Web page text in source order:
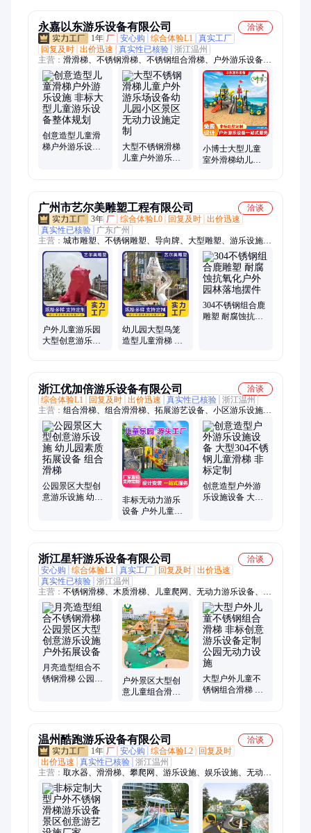
永嘉以东游乐设备有限公司
洽谈
1年 厂 安心购 综合体验L1
真实工厂
回复及时 出价迅速 真实性已核验 浙江温州
主营： 滑滑梯、不锈钢滑梯、不锈钢组合滑梯、户外游乐设备、
滑梯、塑料滑梯、木质滑梯、儿童秋千、户外传声筒、儿童爬
网、摇摇马、打击乐器、淘气堡、蹦床、健身器材、七彩滑道、
木质攀爬架
创意造型儿童滑
梯户外游乐设施
大型不锈钢滑梯
儿童户外游乐场
小博士大型儿童
室外滑梯幼儿园
广州市艺尔美雕塑工程有限公司
洽谈
3年 厂 综合体验L0 回复及时 出价迅速
真实性已核验
广东广州
主营： 城市雕塑、不锈钢雕塑、导向牌、大型雕塑、游乐设施、
大型标识、滑滑梯、工艺品、攀爬架、圆球雕塑、海龙雕塑、圆
环雕塑、鲸鱼滑梯、雕塑摆件、异形摆件、滑梯定制、金属摆
件、发光雕塑、景观摆件、镂空雕塑、景观雕塑、景观装置、精
神堡垒、异形廊架、金属廊架
户外儿童游乐园
大型创意游乐设
幼儿园大型鸟笼
造型儿童滑梯 户
304不锈钢组合鹿
雕塑 耐腐蚀抗氧
浙江优加倍游乐设备有限公司
洽谈
综合体验L1
回复及时 出价迅速 真实性已核验 浙江温州
主营： 组合滑梯、组合滑滑梯、拓展游艺设备、小区游乐设施、
大型游乐设备、非标滑梯、攀爬架、不锈钢滑梯
公园景区大型创
意游乐设施 幼儿
非标无动力游乐
设备 户外儿童游
创意造型户外游
乐设施设备 大型
浙江星轩游乐设备有限公司
洽谈
安心购
综合体验L1 真实工厂 回复及时 出价迅速
真实性已核验 浙江温州
主营： 不锈钢滑梯、木质滑梯、儿童爬网、无动力游乐设备、儿
童游乐场设备、户外游乐设施、创意游艺设施、儿童游乐设施、
社区游乐设施、公园小区游乐设备、户外游乐设备定制、文旅景
区配套游乐设施、户外大型无动力游乐设备、大型儿童无动力游
乐设备、塑料滑梯、室内攀爬架、拓展滑梯攀爬、实木组合滑
梯、发光网红秋千、木质组合滑梯、无动力主题乐园、幼儿园滑
梯、儿童戏水设备、户外敲击乐器、室外儿童滑梯
月亮造型组合不
锈钢滑梯 公园景
户外景区大型创
意儿童组合滑梯
大型户外儿童不
锈钢组合滑梯 非
温州酷跑游乐设备有限公司
洽谈
1年 厂 安心购 综合体验L2
回复及时
出价迅速
真实性已核验 浙江温州
主营： 取水器、滑滑梯、攀爬网、游乐设施、娱乐设施、无动力
游乐、太空舱、攀爬墙、攀爬架、虹滑道、飞碟滑梯、木质滑
梯、塑料滑梯、木制滑梯、拓展器材、螺旋滑梯、商场滑梯、玩
具设备、彩虹滑梯、打击乐器、组合滑梯、攀爬组合、幼儿园滑
梯、儿童淘气堡、户外传声筒